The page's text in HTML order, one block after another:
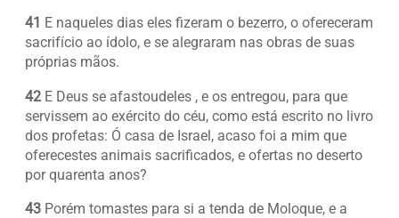
41 E naqueles dias eles fizeram o bezerro, o ofereceram
sacrifício ao ídolo, e se alegraram nas obras de suas
próprias mãos.
42 E Deus se afastoudeles , e os entregou, para que
servissem ao exército do céu, como está escrito no livro
dos profetas: Ó casa de Israel, acaso foi a mim que
oferecestes animais sacrificados, e ofertas no deserto
por quarenta anos?
43 Porém tomastes para si a tenda de Moloque, e a